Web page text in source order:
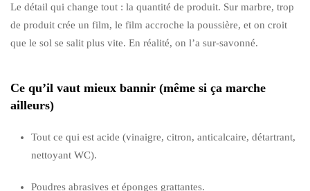
Le détail qui change tout : la quantité de produit. Sur marbre, trop
de produit crée un film, le film accroche la poussière, et on croit
que le sol se salit plus vite. En réalité, on l’a sur-savonné.
Ce qu’il vaut mieux bannir (même si ça marche
ailleurs)
Tout ce qui est acide (vinaigre, citron, anticalcaire, détartrant,
nettoyant WC).
Poudres abrasives et éponges grattantes.